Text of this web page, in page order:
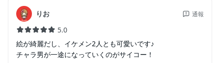
りお 通報
5.0
絵が綺麗だし、イケメン2人とも可愛いです♪
チャラ男が一途になっていくのがサイコー！